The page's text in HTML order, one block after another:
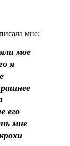
мне:
мое
я
его
мне